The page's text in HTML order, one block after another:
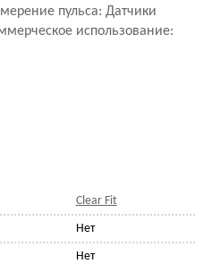
пульса: Датчики
использование:
Clear Fit
Нет
Нет